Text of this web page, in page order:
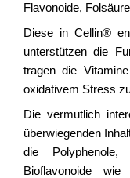
Flavonoide,
Diese in Cellin®
unterstützen die
tragen die
oxidativem Stress
Die vermutlich
überwiegenden
die
Bioflavonoide